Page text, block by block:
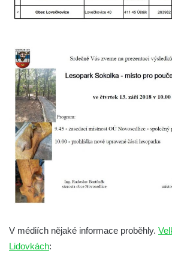
Socha Lišky v ZOO Hluboká
Socha Rys číhající na srnu v ZOO
Socha Orlice v ZOO Hluboká
Socha Tygr v ZOO Hluboká
Socha Želva v ZOO Hluboká
Socha Kozorožec horský v ZOO Hluboká
Socha Včela v ZOO Hluboká
Socha Housenka v ZOO Hluboká
Socha Nosorožík v ZOO Hluboká
Socha Beruška v ZOO Hluboká
Socha Vážka v ZOO Hluboká
V médiích nějaké informace proběhly.
Lidovkách: